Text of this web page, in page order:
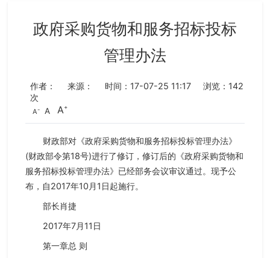
政府采购货物和服务招标投标
管理办法
作者： 来源： 时间：17-07-25 11:17 浏览： 142
次
A A A
财政部对《政府采购货物和服务招标投标管理办法》
(财政部令第18号)进行了修订，修订后的《政府采购货物和
服务招标投标管理办法》已经部务会议审议通过。现予公
布，自2017年10月1日起施行。
部长肖捷
2017年7月11日
第一章总 则